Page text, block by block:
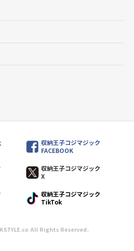
収納王子コジマジック
FACEBOOK
収納王子コジマジック
X
収納王子コジマジック
TikTok
All Rights Reserved.